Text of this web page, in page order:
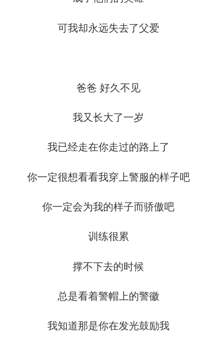
可我却永远失去了父爱
爸爸 好久不见
我又长大了一岁
我已经走在你走过的路上了
你一定很想看看我穿上警服的样子吧
你一定会为我的样子而骄傲吧
训练很累
撑不下去的时候
总是看着警帽上的警徽
我知道那是你在发光鼓励我